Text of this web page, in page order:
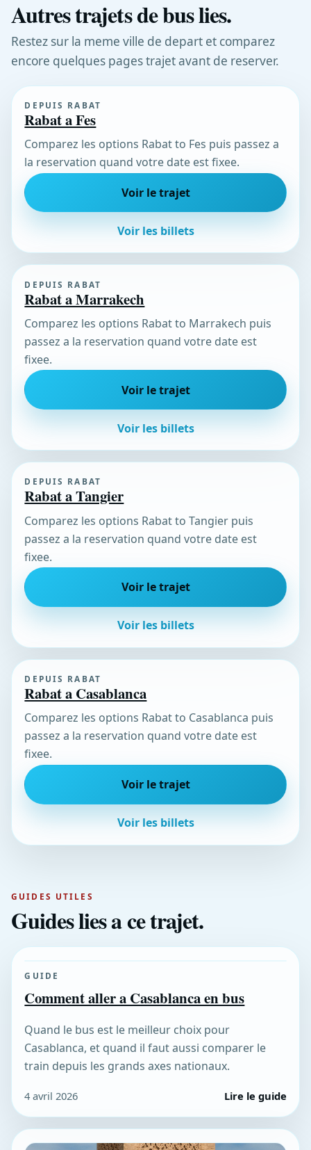
Autres trajets de bus lies.
Restez sur la meme ville de depart et comparez
encore quelques pages trajet avant de reserver.
DEPUIS RABAT
Rabat a Fes
Comparez les options Rabat to Fes puis passez a
la reservation quand votre date est fixee.
Voir le trajet
Voir les billets
DEPUIS RABAT
Rabat a Marrakech
Comparez les options Rabat to Marrakech puis
passez a la reservation quand votre date est
fixee.
Voir le trajet
Voir les billets
DEPUIS RABAT
Rabat a Tangier
Comparez les options Rabat to Tangier puis
passez a la reservation quand votre date est
fixee.
Voir le trajet
Voir les billets
DEPUIS RABAT
Rabat a Casablanca
Comparez les options Rabat to Casablanca puis
passez a la reservation quand votre date est
fixee.
Voir le trajet
Voir les billets
GUIDES UTILES
Guides lies a ce trajet.
GUIDE
Comment aller a Casablanca en bus
Quand le bus est le meilleur choix pour
Casablanca, et quand il faut aussi comparer le
train depuis les grands axes nationaux.
4 avril 2026 Lire le guide